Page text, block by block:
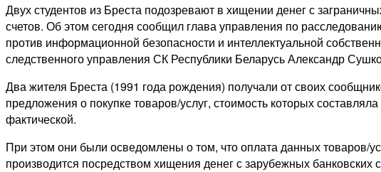
Двух студентов из Бреста подозревают в хищении денег с
счетов. Об этом сегодня сообщил глава управления по
против информационной безопасности и интеллектуальной
следственного управления СК Республики Беларусь Александр
Два жителя Бреста (1991 года рождения) получали от своих
предложения о покупке товаров/услуг, стоимость которых составляла
фактической.
При этом они были осведомлены о том, что оплата данных товаров/
производится посредством хищения денег с зарубежных банковских